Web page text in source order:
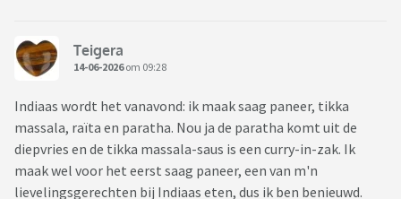
Teigera
14-06-2026om 09:28
Indiaas wordt het vanavond: ik maak saag paneer, tikka
massala, raïta en paratha. Nou ja de paratha komt uit de
diepvries en de tikka massala-saus is een curry-in-zak. Ik
maak wel voor het eerst saag paneer, een van m'n
lievelingsgerechten bij Indiaas eten, dus ik ben benieuwd.